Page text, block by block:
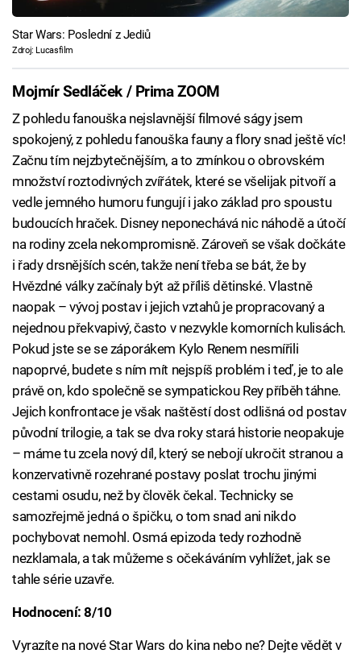
Star Wars: Poslední z Jediů
Zdroj: Lucasfilm
Mojmír Sedláček / Prima ZOOM
Z pohledu fanouška nejslavnější filmové ságy jsem
spokojený, z pohledu fanouška fauny a flory snad ještě víc!
Začnu tím nejzbytečnějším, a to zmínkou o obrovském
množství roztodivných zvířátek, které se všelijak pitvoří a
vedle jemného humoru fungují i jako základ pro spoustu
budoucích hraček. Disney neponechává nic náhodě a útočí
na rodiny zcela nekompromisně. Zároveň se však dočkáte
i řady drsnějších scén, takže není třeba se bát, že by
Hvězdné války začínaly být až příliš dětinské. Vlastně
naopak – vývoj postav i jejich vztahů je propracovaný a
nejednou překvapivý, často v nezvykle komorních kulisách.
Pokud jste se se záporákem Kylo Renem nesmířili
napoprvé, budete s ním mít nejspíš problém i teď, je to ale
právě on, kdo společně se sympatickou Rey příběh táhne.
Jejich konfrontace je však naštěstí dost odlišná od postav
původní trilogie, a tak se dva roky stará historie neopakuje
– máme tu zcela nový díl, který se nebojí ukročit stranou a
konzervativně rozehrané postavy poslat trochu jinými
cestami osudu, než by člověk čekal. Technicky se
samozřejmě jedná o špičku, o tom snad ani nikdo
pochybovat nemohl. Osmá epizoda tedy rozhodně
nezklamala, a tak můžeme s očekáváním vyhlížet, jak se
tahle série uzavře.
Hodnocení: 8/10
Vyrazíte na nové Star Wars do kina nebo ne? Dejte vědět v